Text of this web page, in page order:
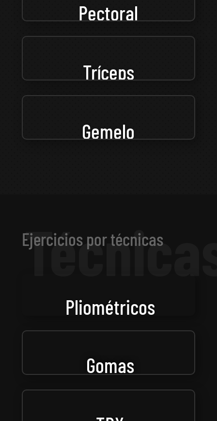
Pectoral
Tríceps
Gemelo
Ejercicios por técnicas
Pliométricos
Gomas